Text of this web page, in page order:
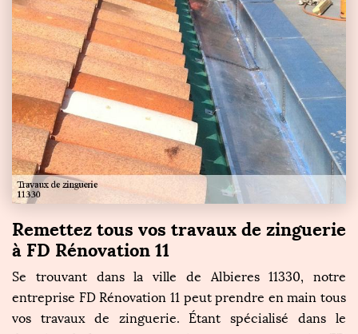
Remettez tous vos travaux de zinguerie
à FD Rénovation 11
Se trouvant dans la ville de Albieres 11330, notre
entreprise FD Rénovation 11 peut prendre en main tous
vos travaux de zinguerie. Étant spécialisé dans le